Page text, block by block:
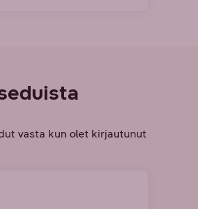
vasta kun olet kirjautunut